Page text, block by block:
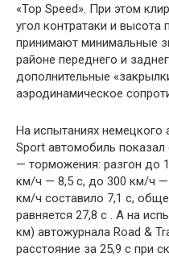
«Top Speed». При этом
угол контратаки и
принимают минимальные
районе переднего и
дополнительные
аэродинамическое
На испытаниях немецкого
Sport автомобиль
— торможения: разгон до
км/ч — 8,5 с, до 300 км/ч —
км/ч составило 7,1 с,
равняется 27,8 с . А на
км) автожурнала Road &
расстояние за 25,9 с при